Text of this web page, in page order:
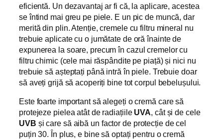
eficientă. Un dezavantaj ar fi că, la aplicare, acestea
se întind mai greu pe piele. E un pic de muncă, dar
merită din plin. Atenție, cremele cu filtru mineral nu
trebuie aplicate cu o jumătate de oră înainte de
expunerea la soare, precum în cazul cremelor cu
filtru chimic (cele mai răspândite pe piață) și nici nu
trebuie să așteptați până intră în piele. Trebuie doar
să aveți grijă să acoperiți bine tot corpul bebelușului.
Este foarte important să alegeți o cremă care să
protejeze pielea atât de radiațiile UVA, cât și de cele
UVB și care să aibă un factor de protecție de cel
puțin 30. În plus, e bine să optați pentru o cremă